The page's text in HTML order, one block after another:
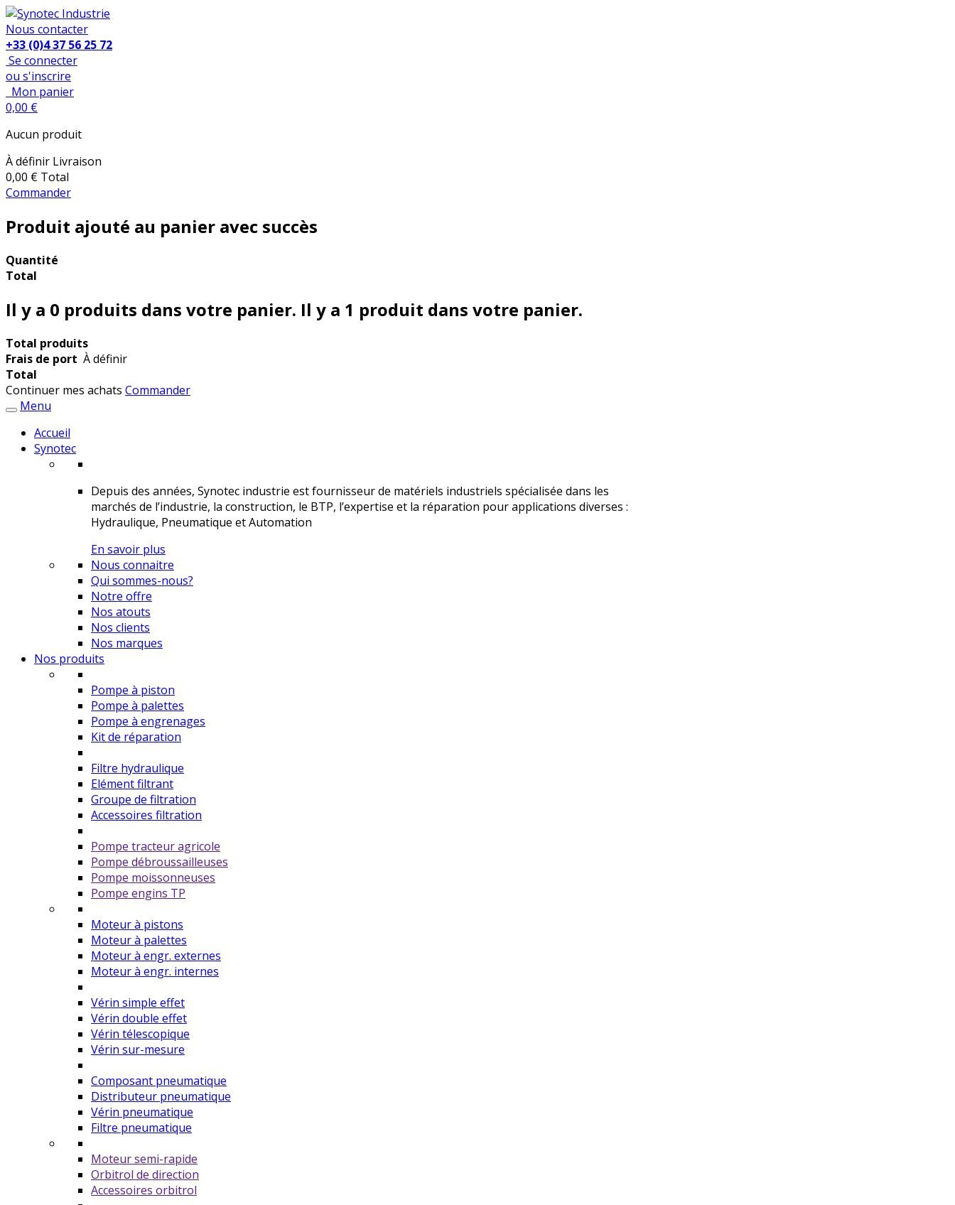
Nous contacter
+33 (0)4 37 56 25 72
Se connecter
ou s'inscrire
Mon panier
0,00 €
Aucun produit
À définir Livraison
0,00 € Total
Commander
Produit ajouté au panier avec succès
Quantité
Total
Il y a 0 produits dans votre panier. Il y a 1 produit dans votre panier.
Total produits
Frais de port À définir
Total
Continuer mes achats Commander
Menu
Accueil
Synotec
Depuis des années, Synotec industrie est fournisseur de matériels industriels spécialisée dans les
marchés de l’industrie, la construction, le BTP, l’expertise et la réparation pour applications diverses :
Hydraulique, Pneumatique et Automation
En savoir plus
Nous connaitre
Qui sommes-nous?
Notre offre
Nos atouts
Nos clients
Nos marques
Nos produits
Pompe à piston
Pompe à palettes
Pompe à engrenages
Kit de réparation
Filtre hydraulique
Elément filtrant
Groupe de filtration
Accessoires filtration
Pompe tracteur agricole
Pompe débroussailleuses
Pompe moissonneuses
Pompe engins TP
Moteur à pistons
Moteur à palettes
Moteur à engr. externes
Moteur à engr. internes
Vérin simple effet
Vérin double effet
Vérin télescopique
Vérin sur-mesure
Composant pneumatique
Distributeur pneumatique
Vérin pneumatique
Filtre pneumatique
Moteur semi-rapide
Orbitrol de direction
Accessoires orbitrol